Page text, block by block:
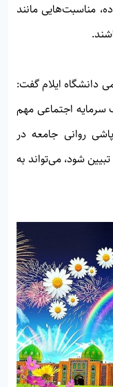
مناسبت‌هایی مانند
دانشگاه ایلام گفت:
سرمایه اجتماعی مهم
روانی جامعه در
شود، می‌تواند به